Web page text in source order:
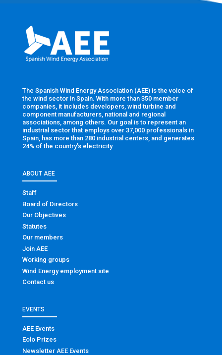
The Spanish Wind Energy Association (AEE) is the voice of
the wind sector in Spain. With more than 350 member
companies, it includes developers, wind turbine and
component manufacturers, national and regional
associations, among others. Our goal is to represent an
industrial sector that employs over 37,000 professionals in
Spain, has more than 280 industrial centers, and generates
24% of the country’s electricity.
ABOUT AEE
Staff
Board of Directors
Our Objectives
Statutes
Our members
Join AEE
Working groups
Wind Energy employment site
Contact us
EVENTS
AEE Events
Eolo Prizes
Newsletter AEE Events